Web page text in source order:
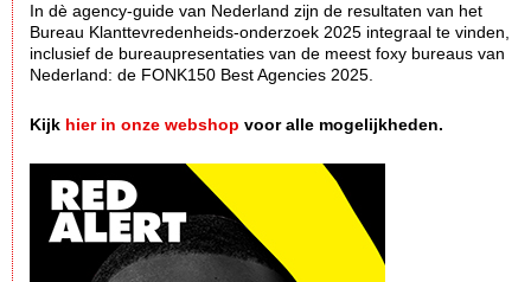
In dè agency-guide van Nederland zijn de resultaten van het
Bureau Klanttevredenheids-onderzoek 2025 integraal te vinden,
inclusief de bureaupresentaties van de meest foxy bureaus van
Nederland: de FONK150 Best Agencies 2025.
Kijk hier in onze webshop voor alle mogelijkheden.